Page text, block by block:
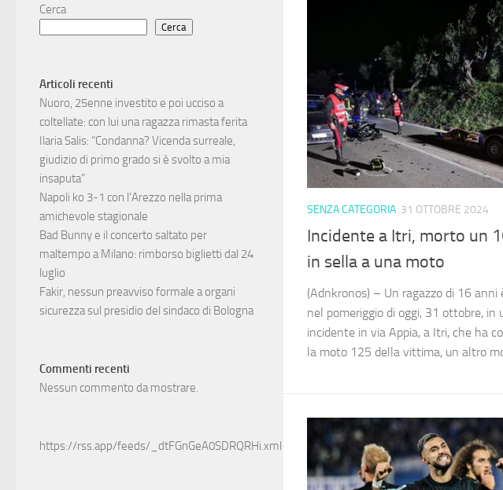
SENZA CATEGORIA 31 OTTOBRE 2024
Incidente a Itri, morto un
in sella a una moto
(Adnkronos) – Un ragazzo di 16 anni
nel pomeriggio di oggi, 31 ottobre, in
incidente in via Appia, a Itri, che ha
la moto 125 della vittima, un altro
Cerca
Cerca
Articoli recenti
Nuoro, 25enne investito e poi ucciso a
coltellate: con lui una ragazza rimasta ferita
Ilaria Salis: “Condanna? Vicenda surreale,
giudizio di primo grado si è svolto a mia
insaputa”
Napoli ko 3-1 con l’Arezzo nella prima
amichevole stagionale
Bad Bunny e il concerto saltato per
maltempo a Milano: rimborso biglietti dal 24
luglio
Fakir, nessun preavviso formale a organi
sicurezza sul presidio del sindaco di Bologna
Commenti recenti
Nessun commento da mostrare.
https://rss.app/feeds/_dtFGnGeA0SDRQRHi.xml